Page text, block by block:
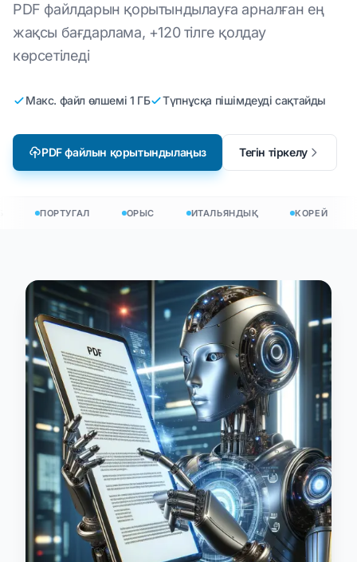
PDF файлдарын қорытындылауға арналған ең
жақсы бағдарлама, +120 тілге қолдау
көрсетіледі
Макс. файл өлшемі 1 ГБ Түпнұсқа пішімдеуді сақтайды
PDF файлын қорытындылаңыз Тегін тіркелу
ПОРТУГАЛ ОРЫС ИТАЛЬЯНДЫҚ КОРЕЙ